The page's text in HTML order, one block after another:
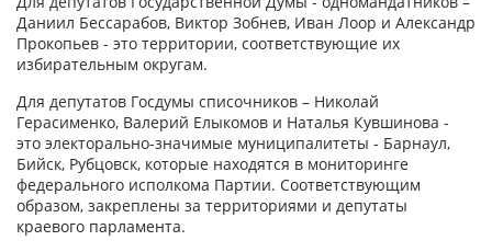
Даниил Бессарабов, Виктор Зобнев, Иван Лоор и Александр
Прокопьев - это территории, соответствующие их
избирательным округам.
Для депутатов Госдумы списочников – Николай
Герасименко, Валерий Елыкомов и Наталья Кувшинова -
это электорально-значимые муниципалитеты - Барнаул,
Бийск, Рубцовск, которые находятся в мониторинге
федерального исполкома Партии. Соответствующим
образом, закреплены за территориями и депутаты
краевого парламента.